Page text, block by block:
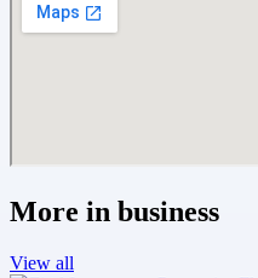
More in business
View all